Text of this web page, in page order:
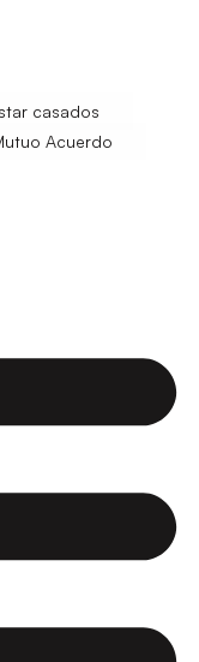
casados
Acuerdo